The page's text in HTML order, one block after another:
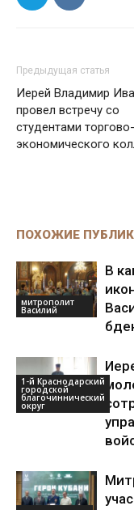
Предыдущая статья
Иерей Владимир
провел встречу со
студентами торгово-
экономического
ПОХОЖИЕ
митрополит
Василий
В
1-й Краснодарский
городской
благочиннический
округ